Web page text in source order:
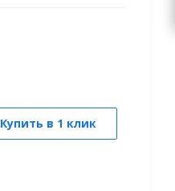
Купить в 1 клик